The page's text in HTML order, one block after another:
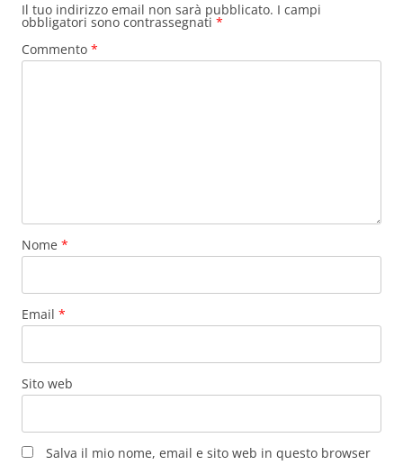
Il tuo indirizzo email non sarà pubblicato. I campi
obbligatori sono contrassegnati *
Commento *
Nome *
Email *
Sito web
Salva il mio nome, email e sito web in questo browser